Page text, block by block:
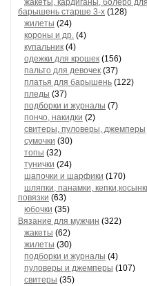
жакеты, кардиганы, болеро для
барышень старше 3-х (128)
жилеты (24)
короны и др. (4)
купальник (4)
одежки для крошек (156)
пальто для девочек (37)
платья для барышень (122)
пледы (37)
подборки и журналы (7)
пончо, накидки (2)
свитеры, пуловеры, джемперы
сумочки (30)
топы (32)
тунички (24)
шапочки и шарфики (170)
шляпки, панамки,
повязки (63)
юбочки (35)
Вязание для мужчин (322)
жакеты (62)
жилеты (30)
подборки и журналы (4)
пуловеры и джемперы (107)
свитеры (35)